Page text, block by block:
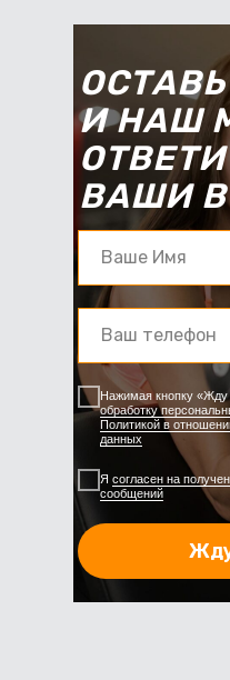
Нажимая кнопку «Жду
обработку
Политикой в
данных
Я согласен на
сообщений
И НАШ
ВАШИ